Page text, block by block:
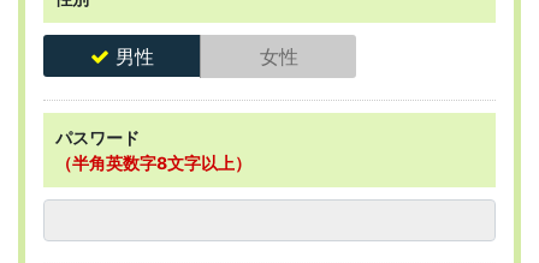
男性 女性
パスワード
（半角英数字8文字以上）